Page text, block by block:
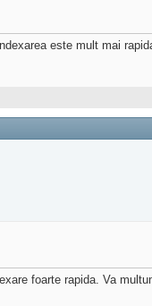
este mult mai
foarte rapida. Va